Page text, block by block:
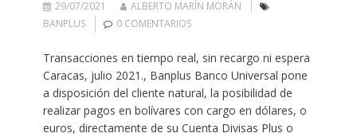
29/07/2021
ALBERTO MARÍN MORÁN
BANPLUS
0 COMENTARIOS
Transacciones en tiempo real, sin recargo ni espera
Caracas, julio 2021., Banplus Banco Universal pone
a disposición del cliente natural, la posibilidad de
realizar pagos en bolívares con cargo en dólares, o
euros, directamente de su Cuenta Divisas Plus o